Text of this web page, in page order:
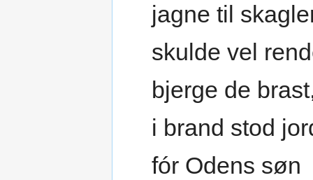
jagne til
skulde vel
bjerge de
i brand stod
fór Odens søn